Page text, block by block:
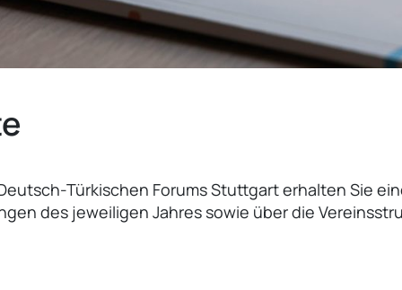
Türkischen Forums Stuttgart erhalten Sie
des jeweiligen Jahres sowie über die